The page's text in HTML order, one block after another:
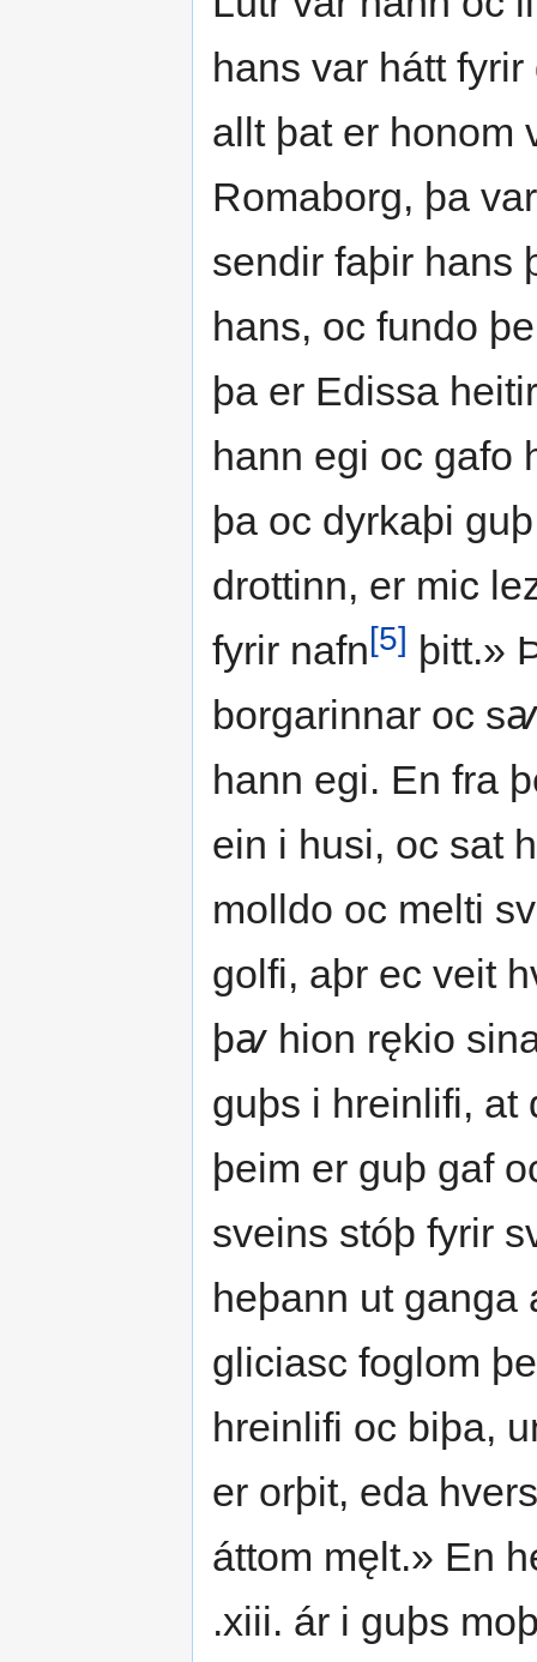
hans var hátt
allt þat er honom
Romaborg, þa
sendir faþir hans
hans, oc fundo
þa er Edissa
hann egi oc gafo
þa oc dyrkaþi
drottinn, er mic
fyrir nafn[5] þitt.»
borgarinnar oc
hann egi. En fra
ein i husi, oc sat
molldo oc melti
golfi, aþr ec veit
þꜹ hion rękio
guþs i hreinlifi, at
þeim er guþ gaf
sveins stóþ fyrir
heþann ut
gliciasc foglom
hreinlifi oc biþa,
er orþit, eda
áttom męlt.» En
.xiii. ár i guþs